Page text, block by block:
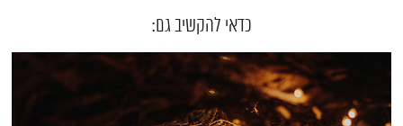
כדאי להקשיב גם: